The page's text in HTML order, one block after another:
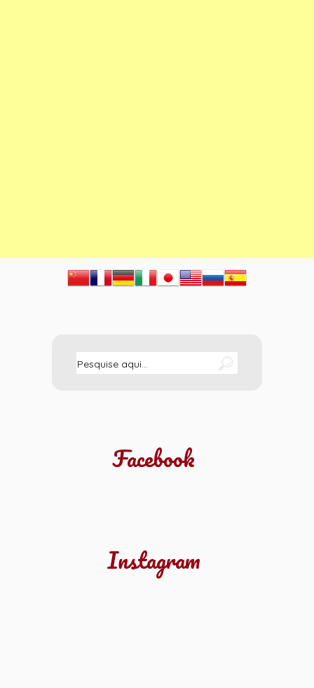
Facebook
Instagram